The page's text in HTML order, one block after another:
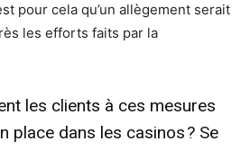
pour cela qu’un allègement serait
les efforts faits par la
les clients à ces mesures
place dans les casinos ? Se